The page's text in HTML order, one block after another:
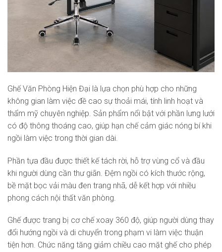
Ghế Văn Phòng Hiện Đại là lựa chọn phù hợp cho những
không gian làm việc đề cao sự thoải mái, tính linh hoạt và
thẩm mỹ chuyên nghiệp. Sản phẩm nổi bật với phần lưng lưới
có độ thông thoáng cao, giúp hạn chế cảm giác nóng bí khi
ngồi làm việc trong thời gian dài.
Phần tựa đầu được thiết kế tách rời, hỗ trợ vùng cổ và đầu
khi người dùng cần thư giãn. Đệm ngồi có kích thước rộng,
bề mặt bọc vải màu đen trang nhã, dễ kết hợp với nhiều
phong cách nội thất văn phòng.
Ghế được trang bị cơ chế xoay 360 độ, giúp người dùng thay
đổi hướng ngồi và di chuyển trong phạm vi làm việc thuận
tiện hơn. Chức năng tăng giảm chiều cao mặt ghế cho phép